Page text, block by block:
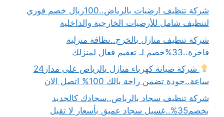
شركة تنظيف ارضيات بالرياض..100ريال خصم فوري
لتنظيف شامل للأرضيات الخارجية والداخلية
شركة تنظيف منازل بالخرج..نظافة منزلية
فاخرة..33%خصم لـ تعقيم فعال لمنزلك
شركة صيانة كهرباء منازل بالرياض على مدار24
ساعة..جودة تضمن راحة بالك 100% اتصل الان
شركة تنظيف سجاد بالرياض..سجادك كالجديد
بخصم35%..غسيل سجاد عميق بأسعار لا تقبل